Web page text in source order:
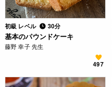
初級 レベル 30分
基本のパウンドケーキ
藤野 幸子 先生
497